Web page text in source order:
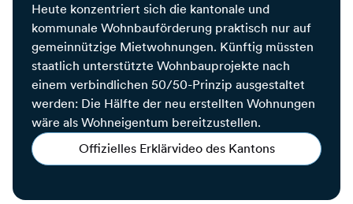
Heute konzentriert sich die kantonale und
kommunale Wohnbauförderung praktisch nur auf
gemeinnützige Mietwohnungen. Künftig müssten
staatlich unterstützte Wohnbauprojekte nach
einem verbindlichen 50/50-Prinzip ausgestaltet
werden: Die Hälfte der neu erstellten Wohnungen
wäre als Wohneigentum bereitzustellen.
Offizielles Erklärvideo des Kantons